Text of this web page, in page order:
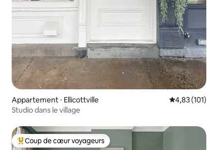
Appartement ⋅ Ellicottville Évaluation
4,83 (101)
Studio dans le village
Coups de cœur voyageurs les plus appréciés
Coup de cœur voyageurs